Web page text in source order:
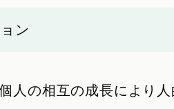
ン
人の相互の成長により